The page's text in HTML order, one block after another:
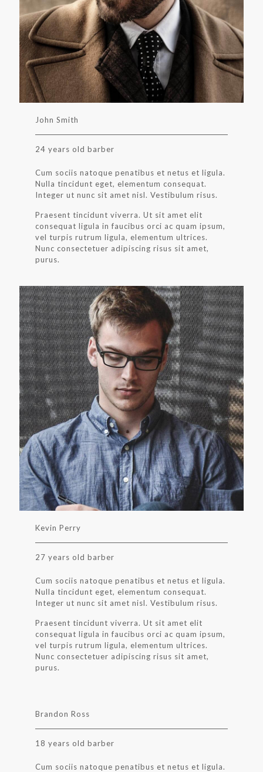
John Smith
24 years old barber
Cum sociis natoque penatibus et netus et ligula.
Nulla tincidunt eget, elementum consequat.
Integer ut nunc sit amet nisl. Vestibulum risus.
Praesent tincidunt viverra. Ut sit amet elit
consequat ligula in faucibus orci ac quam ipsum,
vel turpis rutrum ligula, elementum ultrices.
Nunc consectetuer adipiscing risus sit amet,
purus.
Kevin Perry
27 years old barber
Cum sociis natoque penatibus et netus et ligula.
Nulla tincidunt eget, elementum consequat.
Integer ut nunc sit amet nisl. Vestibulum risus.
Praesent tincidunt viverra. Ut sit amet elit
consequat ligula in faucibus orci ac quam ipsum,
vel turpis rutrum ligula, elementum ultrices.
Nunc consectetuer adipiscing risus sit amet,
purus.
Brandon Ross
18 years old barber
Cum sociis natoque penatibus et netus et ligula.